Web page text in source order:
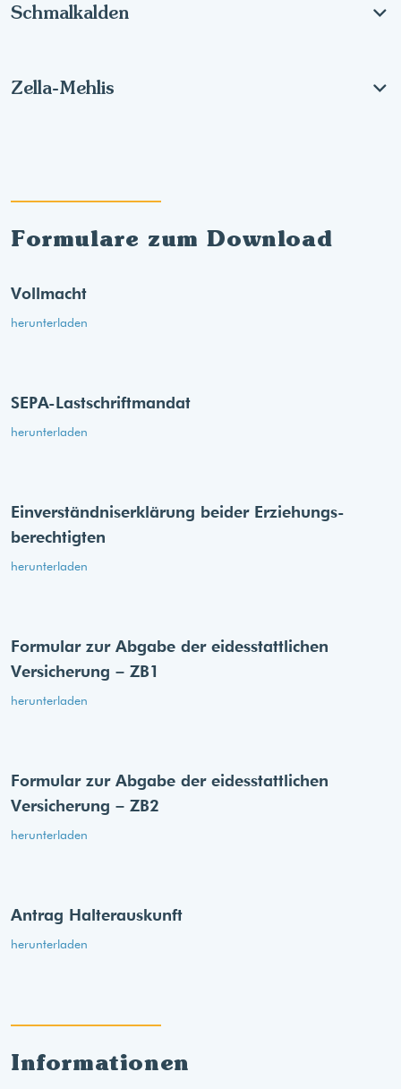
Informationen
Schmalkalden
Zella-Mehlis
Formulare zum Download
Vollmacht
herunterladen
SEPA-Lastschriftmandat
herunterladen
Einverständnis­erklärung beider Erziehungs­
berechtigten
herunterladen
Formular zur Abgabe der eides­stattlichen
Versicherung – ZB1
herunterladen
Formular zur Abgabe der eides­stattlichen
Versicherung – ZB2
herunterladen
Antrag Halterauskunft
herunterladen